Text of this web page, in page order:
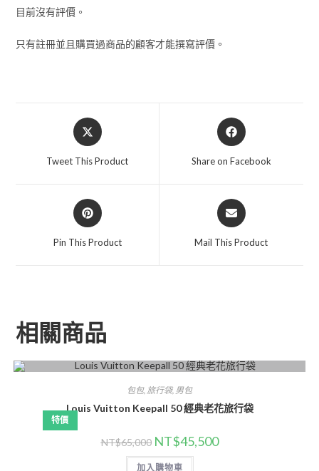
目前沒有評價。
只有註冊並且購買過商品的顧客才能撰寫評價。
Tweet This Product Share on Facebook
Pin This Product Mail This Product
相關商品
特價
包包, 旅行袋, 男包
Louis Vuitton Keepall 50 經典老花旅行袋
NT$65,000 NT$45,500
加入購物車